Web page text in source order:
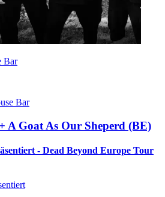
Bar
Bar
A Goat As Our Sheperd (BE)
- Dead Beyond Europe Tour